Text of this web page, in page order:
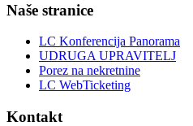
Naše stranice
LC Konferencija Panorama
UDRUGA UPRAVITELJ
Porez na nekretnine
LC WebTicketing
Kontakt